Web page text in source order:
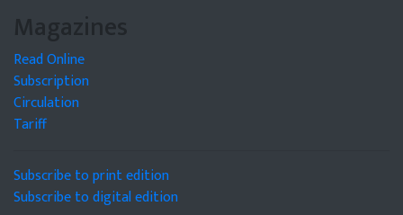
Magazines
Read Online
Subscription
Circulation
Tariff
Subscribe to print edition
Subscribe to digital edition